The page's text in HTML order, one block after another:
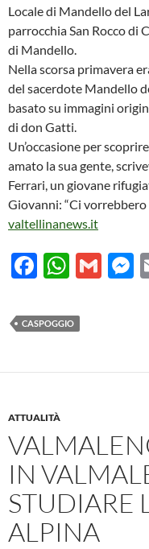
Locale di Mandello del
parrocchia San Rocco di
di Mandello.
Nella scorsa primavera
del sacerdote Mandello
basato su immagini
di don Gatti.
Un’occasione per
amato la sua gente,
Ferrari, un giovane
Giovanni: “Ci
valtellinanews.it
F
e
b
o
k
W
at
s
A
G
g
CASPOGGIO
ATTUALITÀ
IN
STUDIARE
ALPINA